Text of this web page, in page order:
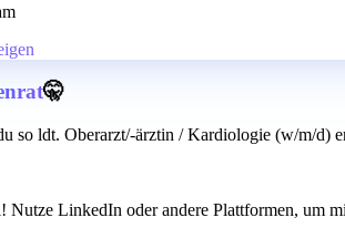
🤫
so ldt. Oberarzt/-ärztin / Kardiologie (w/m/d)
Nutze LinkedIn oder andere Plattformen, um